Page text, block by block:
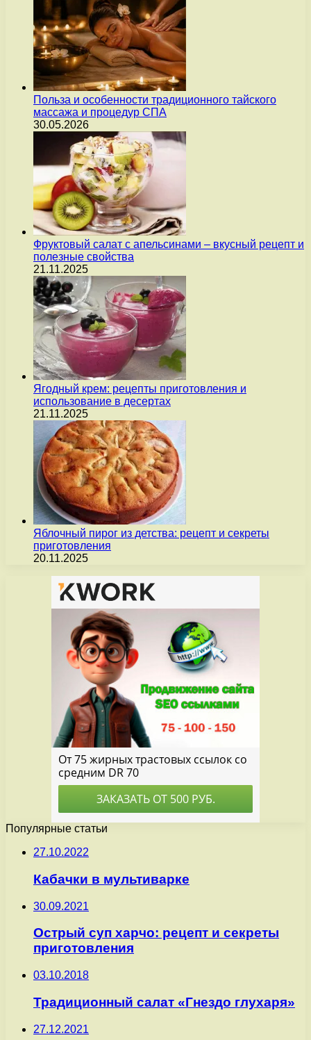
Польза и особенности традиционного тайского
массажа и процедур СПА
30.05.2026
Фруктовый салат с апельсинами – вкусный рецепт и
полезные свойства
21.11.2025
Ягодный крем: рецепты приготовления и
использование в десертах
21.11.2025
Яблочный пирог из детства: рецепт и секреты
приготовления
20.11.2025
Популярные статьи
27.10.2022
Кабачки в мультиварке
30.09.2021
Острый суп харчо: рецепт и секреты
приготовления
03.10.2018
Традиционный салат «Гнездо глухаря»
27.12.2021